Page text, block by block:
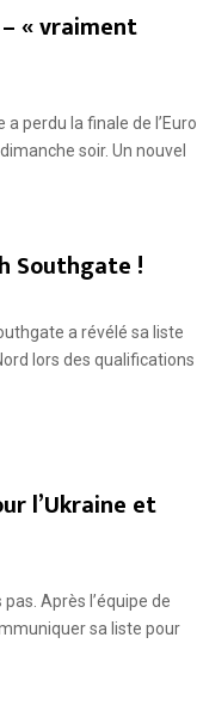
« vraiment
a perdu la finale de l’Euro
soir. Un nouvel
Southgate !
a révélé sa liste
lors des qualifications
l’Ukraine et
Après l’équipe de
sa liste pour